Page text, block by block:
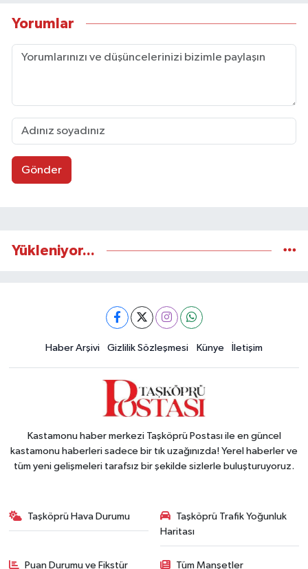
Yorumlar
Gönder
Yükleniyor...
Haber Arşivi Gizlilik Sözleşmesi Künye İletişim
Kastamonu haber merkezi Taşköprü Postası ile en güncel
kastamonu haberleri sadece bir tık uzağınızda! Yerel haberler ve
tüm yeni gelişmeleri tarafsız bir şekilde sizlerle buluşturuyoruz.
Taşköprü Hava Durumu
Taşköprü Trafik Yoğunluk
Haritası
Puan Durumu ve Fikstür Tüm Manşetler